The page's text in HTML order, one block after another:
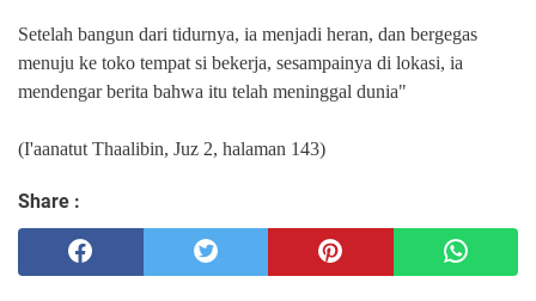
Setelah bangun dari tidurnya, ia menjadi heran, dan bergegas
menuju ke toko tempat si bekerja, sesampainya di lokasi, ia
mendengar berita bahwa itu telah meninggal dunia"
(I'aanatut Thaalibin, Juz 2, halaman 143)
Share :